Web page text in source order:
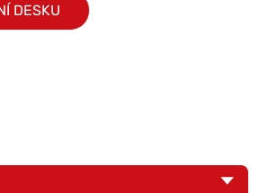
DESKU